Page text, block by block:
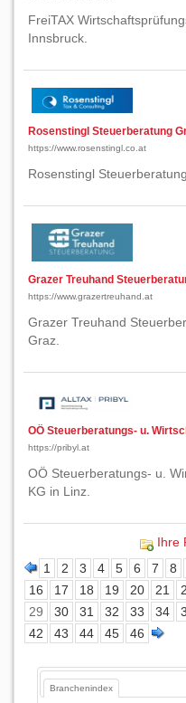
FreiTAX
Innsbruck.
Rosenstingl Steuerberatung
https://www.rosenstingl.co.at
Rosenstingl
Grazer Treuhand
https://www.grazertreuhand.at
Grazer Treuhand
Graz.
OÖ Steuerberatungs- u.
https://pribyl.at
OÖ Steuerberatungs- u.
KG in Linz.
Ihre
1
2 3 4 5 6 7 8
16
17 18 19 20 21
29
30 31 32 33 34
42
43 44 45 46
Branchenindex